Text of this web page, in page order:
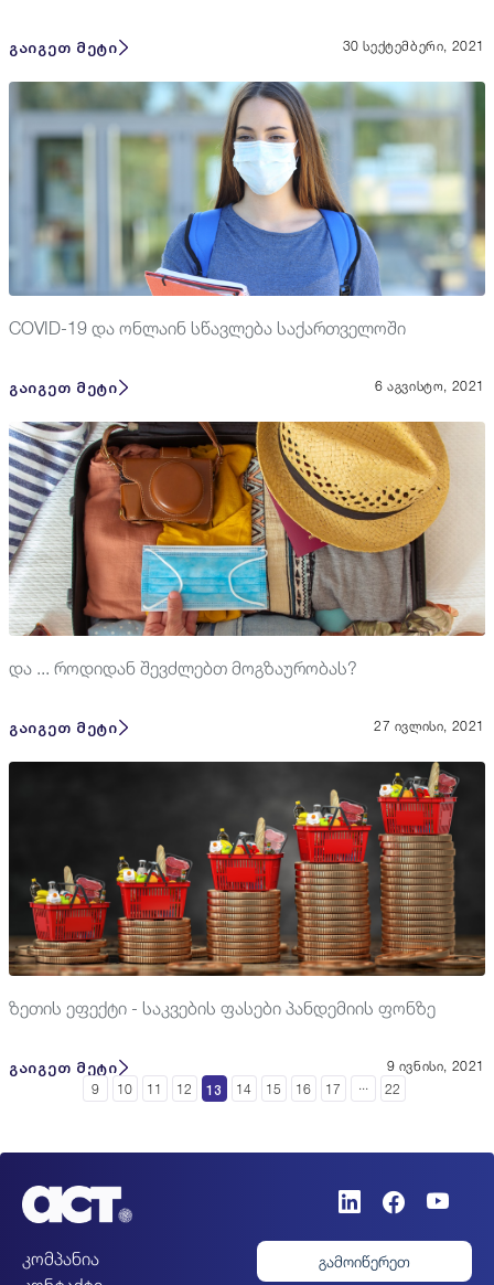
გაიგეთ მეტი 30 სექტემბერი, 2021
COVID-19 და ონლაინ სწავლება საქართველოში
გაიგეთ მეტი 6 აგვისტო, 2021
და ... როდიდან შევძლებთ მოგზაურობას?
გაიგეთ მეტი 27 ივლისი, 2021
ზეთის ეფექტი - საკვების ფასები პანდემიის ფონზე
გაიგეთ მეტი
9 ივნისი, 2021
9
10 11 12 13 14 15 16 17 ... 22
კომპანია
გამოიწერეთ